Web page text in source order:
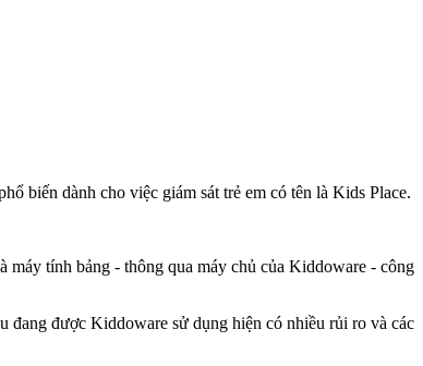
biến dành cho việc giám sát trẻ em có tên là Kids Place.
máy tính bảng - thông qua máy chủ của Kiddoware - công
được Kiddoware sử dụng hiện có nhiều rủi ro và các